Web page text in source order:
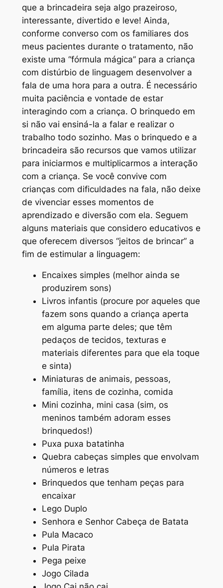
que a brincadeira seja algo prazeiroso,
interessante, divertido e leve! Ainda,
conforme converso com os familiares dos
meus pacientes durante o tratamento, não
existe uma “fórmula mágica” para a criança
com distúrbio de linguagem desenvolver a
fala de uma hora para a outra. É necessário
muita paciência e vontade de estar
interagindo com a criança. O brinquedo em
si não vai ensiná-la a falar e realizar o
trabalho todo sozinho. Mas o brinquedo e a
brincadeira são recursos que vamos utilizar
para iniciarmos e multiplicarmos a interação
com a criança. Se você convive com
crianças com dificuldades na fala, não deixe
de vivenciar esses momentos de
aprendizado e diversão com ela. Seguem
alguns materiais que considero educativos e
que oferecem diversos “jeitos de brincar” a
fim de estimular a linguagem:
Encaixes simples (melhor ainda se
produzirem sons)
Livros infantis (procure por aqueles que
fazem sons quando a criança aperta
em alguma parte deles; que têm
pedaços de tecidos, texturas e
materiais diferentes para que ela toque
e sinta)
Miniaturas de animais, pessoas,
família, itens de cozinha, comida
Mini cozinha, mini casa (sim, os
meninos também adoram esses
brinquedos!)
Puxa puxa batatinha
Quebra cabeças simples que envolvam
números e letras
Brinquedos que tenham peças para
encaixar
Lego Duplo
Senhora e Senhor Cabeça de Batata
Pula Macaco
Pula Pirata
Pega peixe
Jogo Cilada